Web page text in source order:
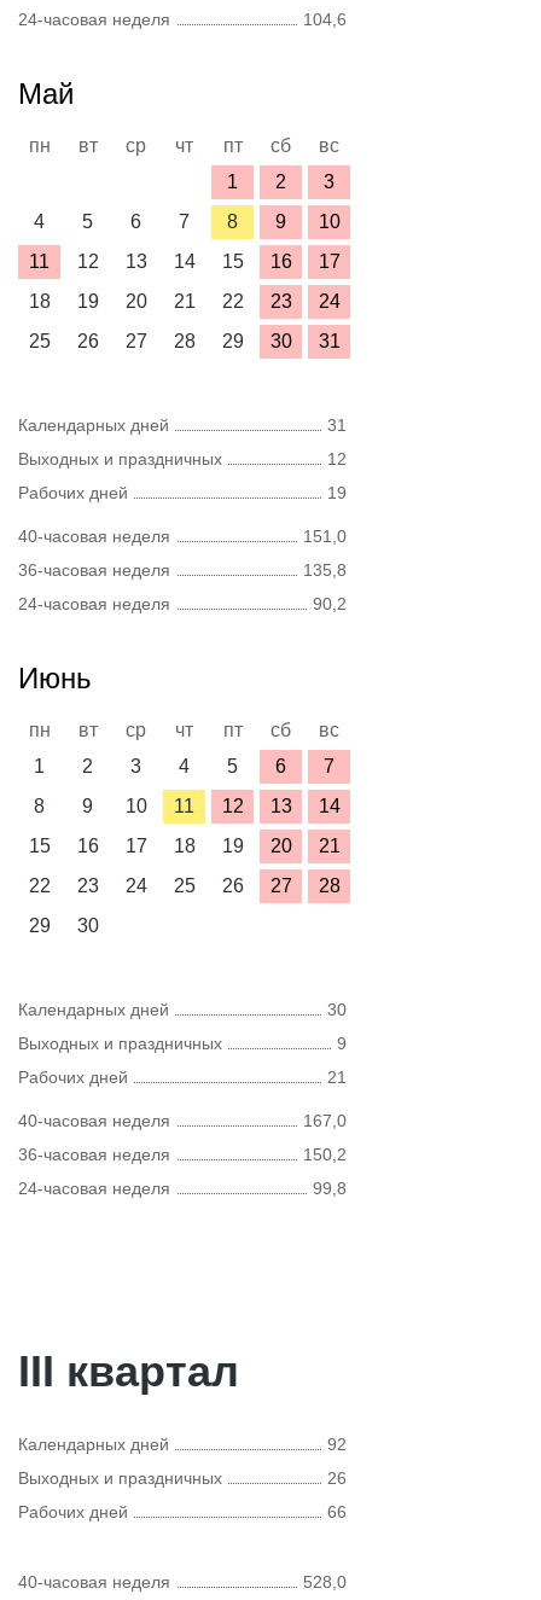
24-часовая неделя
104,6
Май
пн вт ср чт пт сб
вс
1
2
3
4
5 6 7 8 9
10
11
12 13 14 15 16
17
18
19 20 21 22 23
24
25
26 27 28 29 30 31
Календарных дней
31
Выходных и праздничных
12
Рабочих дней
19
40-часовая неделя
151,0
36-часовая неделя
135,8
24-часовая неделя
90,2
Июнь
пн вт ср чт пт сб
вс
1
2 3 4 5 6
7
8
9 10 11 12 13
14
15
16 17 18 19 20
21
22
23 24 25 26 27
28
29
30
Календарных дней
30
Выходных и праздничных
9
Рабочих дней
21
40-часовая неделя
167,0
36-часовая неделя
150,2
24-часовая неделя
99,8
III квартал
Календарных дней
92
Выходных и праздничных
26
Рабочих дней
66
40-часовая неделя 528,0